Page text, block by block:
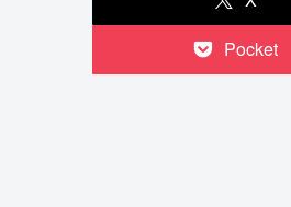
Pocket